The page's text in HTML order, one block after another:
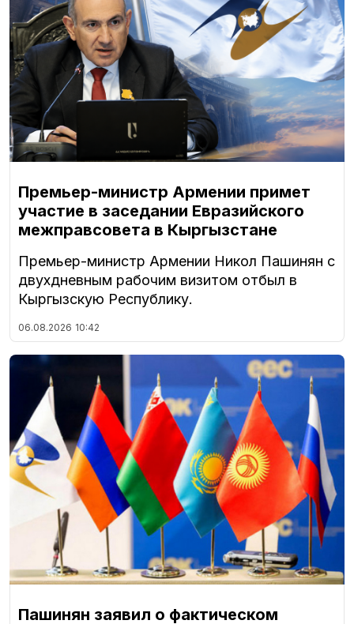
Премьер-министр Армении примет
участие в заседании Евразийского
межправсовета в Кыргызстане
Премьер-министр Армении Никол Пашинян с
двухдневным рабочим визитом отбыл в
Кыргызскую Республику.
06.08.2026 10:42
Пашинян заявил о фактическом